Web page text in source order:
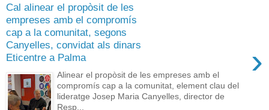
Cal alinear el propòsit de les
empreses amb el compromís
cap a la comunitat, segons
Canyelles, convidat als dinars
Eticentre a Palma
›
Alinear el propòsit de les empreses amb el
compromís cap a la comunitat, element clau del
lideratge Josep Maria Canyelles, director de
Resp...